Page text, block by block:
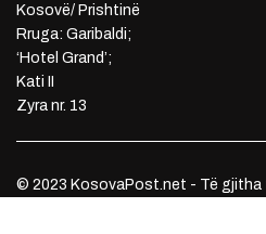
Kosovë/ Prishtinë
Rruga: Garibaldi;
‘Hotel Grand’;
Kati II
Zyra nr. 13
© 2023 KosovaPost.net - Të gjitha